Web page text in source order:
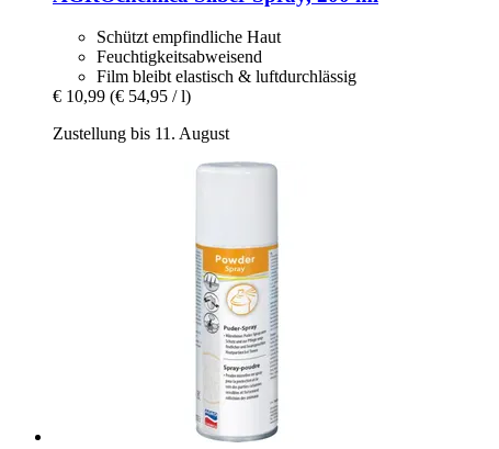
Schützt empfindliche Haut
Feuchtigkeitsabweisend
Film bleibt elastisch & luftdurchlässig
€ 10,99 (€ 54,95 / l)
Zustellung bis 11. August